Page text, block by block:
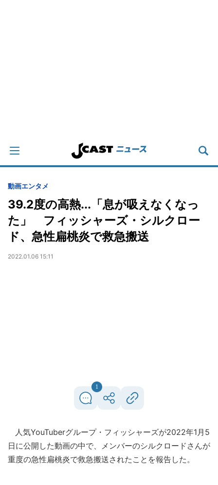
動画エンタメ
39.2度の高熱...「息が吸えなくなっ
た」 フィッシャーズ・シルクロー
ド、急性扁桃炎で救急搬送
2022.01.06 15:11
1
人気YouTuberグループ・フィッシャーズが2022年1月5
日に公開した動画の中で、メンバーのシルクロードさんが
重度の急性扁桃炎で救急搬送されたことを報告した。